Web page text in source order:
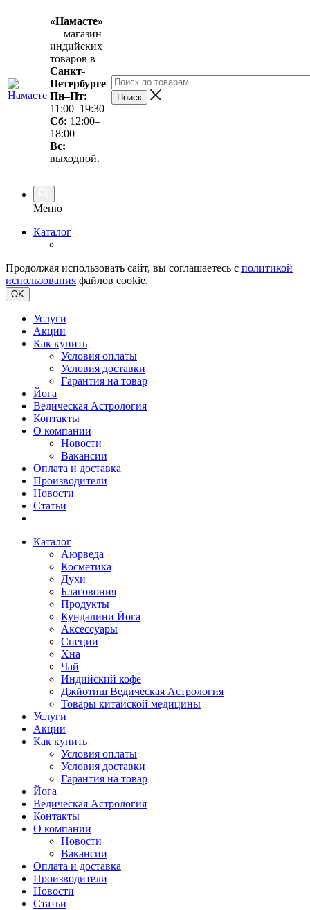
«Намасте»
— магазин
индийских
товаров в
Санкт-
Петербурге
Пн–Пт:
11:00–19:30
Сб: 12:00–
18:00
Вс:
выходной.
Меню
Каталог
Продолжая использовать сайт, вы соглашаетесь с политикой
использования файлов cookie.
OK
Услуги
Акции
Как купить
Условия оплаты
Условия доставки
Гарантия на товар
Йога
Ведическая Астрология
Контакты
О компании
Новости
Вакансии
Оплата и доставка
Производители
Новости
Статьи
Каталог
Аюрведа
Косметика
Духи
Благовония
Продукты
Кундалини Йога
Аксессуары
Специи
Хна
Чай
Индийский кофе
Джйотиш Ведическая Астрология
Товары китайской медицины
Услуги
Акции
Как купить
Условия оплаты
Условия доставки
Гарантия на товар
Йога
Ведическая Астрология
Контакты
О компании
Новости
Вакансии
Оплата и доставка
Производители
Новости
Статьи